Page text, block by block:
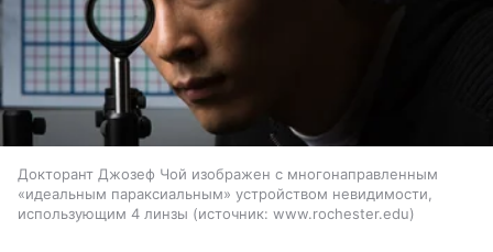
Докторант Джозеф Чой изображен с многонаправленным
«идеальным параксиальным» устройством невидимости,
использующим 4 линзы
источник: www.rochester.edu